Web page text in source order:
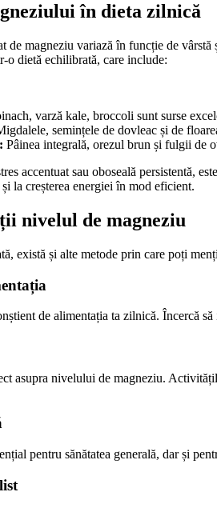
în dieta zilnică
de magneziu variază în funcție de
o dietă echilibrată, care include:
varză kale, broccoli sunt surse
semințele de dovleac și de
Pâinea integrală, orezul brun și fulgii de
accentuat sau oboseală persistentă,
la creșterea energiei în mod eficient.
nivelul de magneziu
există și alte metode prin care poți
de alimentația ta zilnică. Încercă
asupra nivelului de magneziu.
pentru sănătatea generală, dar și